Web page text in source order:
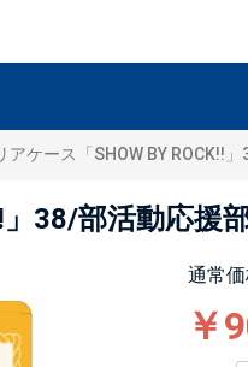
アケース「SHOW BY ROCK!!
38/部活動応援
通常
￥